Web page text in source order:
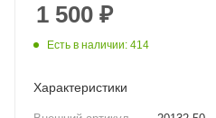
1 500 ₽
Есть в наличии: 414
Характеристики